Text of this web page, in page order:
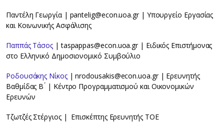
Παντέλη Γεωργία | pantelig@econ.uoa.gr | Υπουργείο Εργασίας
και Κοινωνικής Ασφάλισης
Παππάς Τάσος | taspappas@econ.uoa.gr | Eιδικός Eπιστήμονας
στο Ελληνικό Δημοσιονομικό Συμβούλιο
Ροδουσάκης Νίκος| nrodousakis@econ.uoa.gr | Ερευνητής
Βαθμίδας Β ́ | Κέντρο Προγραμματισμού και Οικονομικών
Ερευνών
Τζωτζές Στέργιος | Επισκέπτης Ερευνητής ΤΟΕ